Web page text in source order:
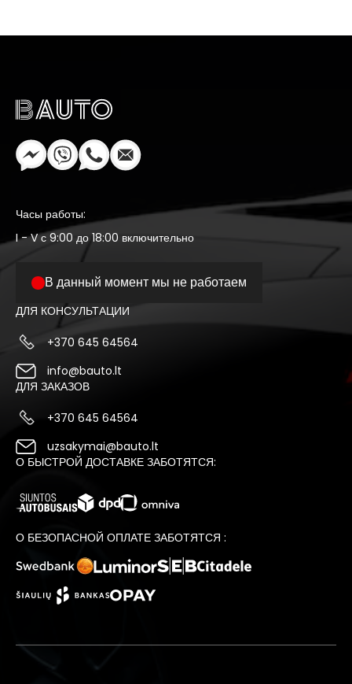
Часы работы:
I - V с 9:00 до 18:00 включительно
В данный момент мы не работаем
ДЛЯ КОНСУЛЬТАЦИИ
+370 645 64564
info@bauto.lt
ДЛЯ ЗАКАЗОВ
+370 645 64564
uzsakymai@bauto.lt
О БЫСТРОЙ ДОСТАВКЕ ЗАБОТЯТСЯ:
О БЕЗОПАСНОЙ ОПЛАТЕ ЗАБОТЯТСЯ :